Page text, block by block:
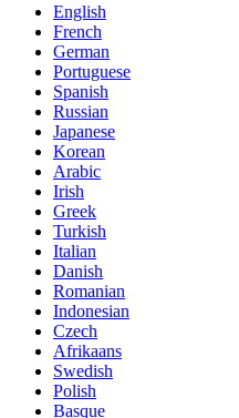
English
French
German
Portuguese
Spanish
Russian
Japanese
Korean
Arabic
Irish
Greek
Turkish
Italian
Danish
Romanian
Indonesian
Czech
Afrikaans
Swedish
Polish
Basque